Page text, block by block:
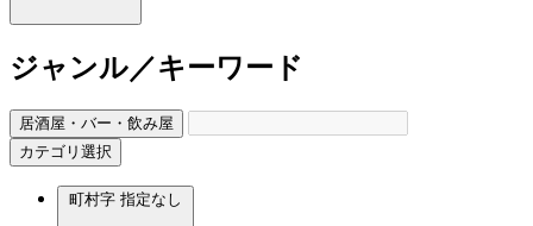
ジャンル／キーワード
居酒屋・バー・飲み屋
カテゴリ選択
町村字 指定なし